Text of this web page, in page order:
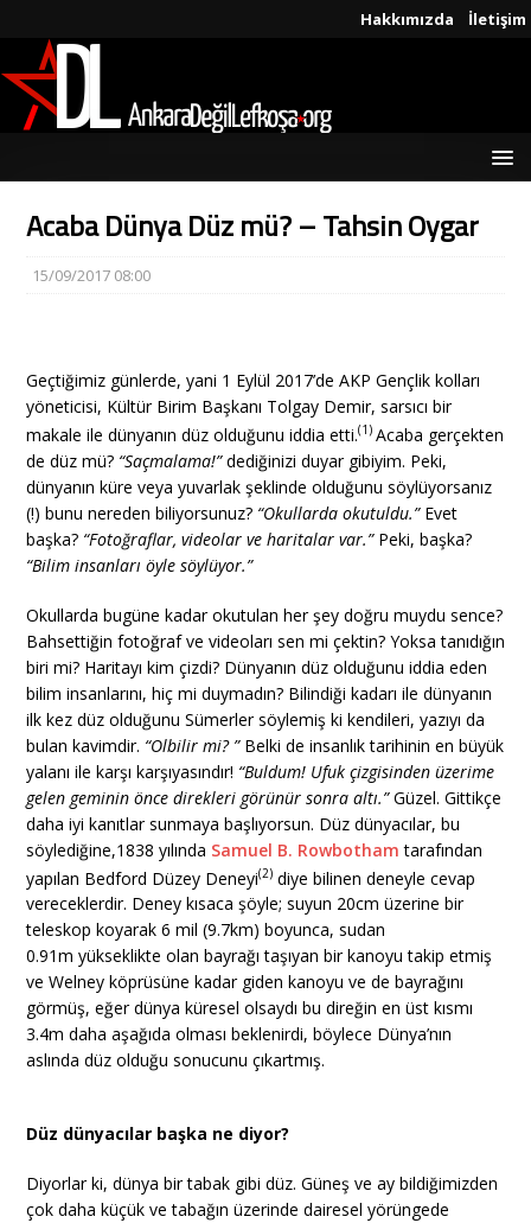
Hakkımızda İletişim
Acaba Dünya Düz mü? – Tahsin Oygar
15/09/2017 08:00
Geçtiğimiz günlerde, yani 1 Eylül 2017’de AKP Gençlik kolları
yöneticisi, Kültür Birim Başkanı Tolgay Demir, sarsıcı bir
makale ile dünyanın düz olduğunu iddia etti.(1) Acaba gerçekten
de düz mü? “Saçmalama!”dediğinizi duyar gibiyim. Peki,
dünyanın küre veya yuvarlak şeklinde olduğunu söylüyorsanız
(!) bunu nereden biliyorsunuz? “Okullarda okutuldu.”Evet
başka? “Fotoğraflar, videolar ve haritalar var.”Peki, başka?
“Bilim insanları öyle söylüyor.”
Okullarda bugüne kadar okutulan her şey doğru muydu sence?
Bahsettiğin fotoğraf ve videoları sen mi çektin? Yoksa tanıdığın
biri mi? Haritayı kim çizdi? Dünyanın düz olduğunu iddia eden
bilim insanlarını, hiç mi duymadın? Bilindiği kadarı ile dünyanın
ilk kez düz olduğunu Sümerler söylemiş ki kendileri, yazıyı da
bulan kavimdir. “Olbilir mi? ”Belki de insanlık tarihinin en büyük
yalanı ile karşı karşıyasındır! “Buldum! Ufuk çizgisinden üzerime
gelen geminin önce direkleri görünür sonra altı.”Güzel. Gittikçe
daha iyi kanıtlar sunmaya başlıyorsun. Düz dünyacılar, bu
söylediğine,1838 yılında Samuel B. Rowbotham tarafından
yapılan Bedford Düzey Deneyi(2) diye bilinen deneyle cevap
vereceklerdir. Deney kısaca şöyle; suyun 20cm üzerine bir
teleskop koyarak 6 mil (9.7km) boyunca, sudan
0.91m yükseklikte olan bayrağı taşıyan bir kanoyu takip etmiş
ve Welney köprüsüne kadar giden kanoyu ve de bayrağını
görmüş, eğer dünya küresel olsaydı bu direğin en üst kısmı
3.4m daha aşağıda olması beklenirdi, böylece Dünya’nın
aslında düz olduğu sonucunu çıkartmış.
Düz dünyacılar başka ne diyor?
Diyorlar ki, dünya bir tabak gibi düz. Güneş ve ay bildiğimizden
çok daha küçük ve tabağın üzerinde dairesel yörüngede